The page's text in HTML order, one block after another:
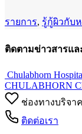
รายการ, รู้กู้ผิวกับ
ติดตามข่าวสารแ
Chulabhorn
CHULABHORN
ช่องทางบริจาค
ติดต่อเรา